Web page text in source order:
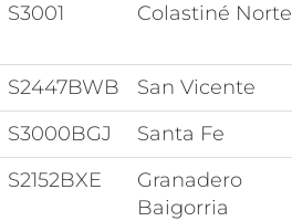
S3001 Colastiné Norte
S2447BWB San Vicente
S3000BGJ Santa Fe
S2152BXE
Granadero
Baigorria